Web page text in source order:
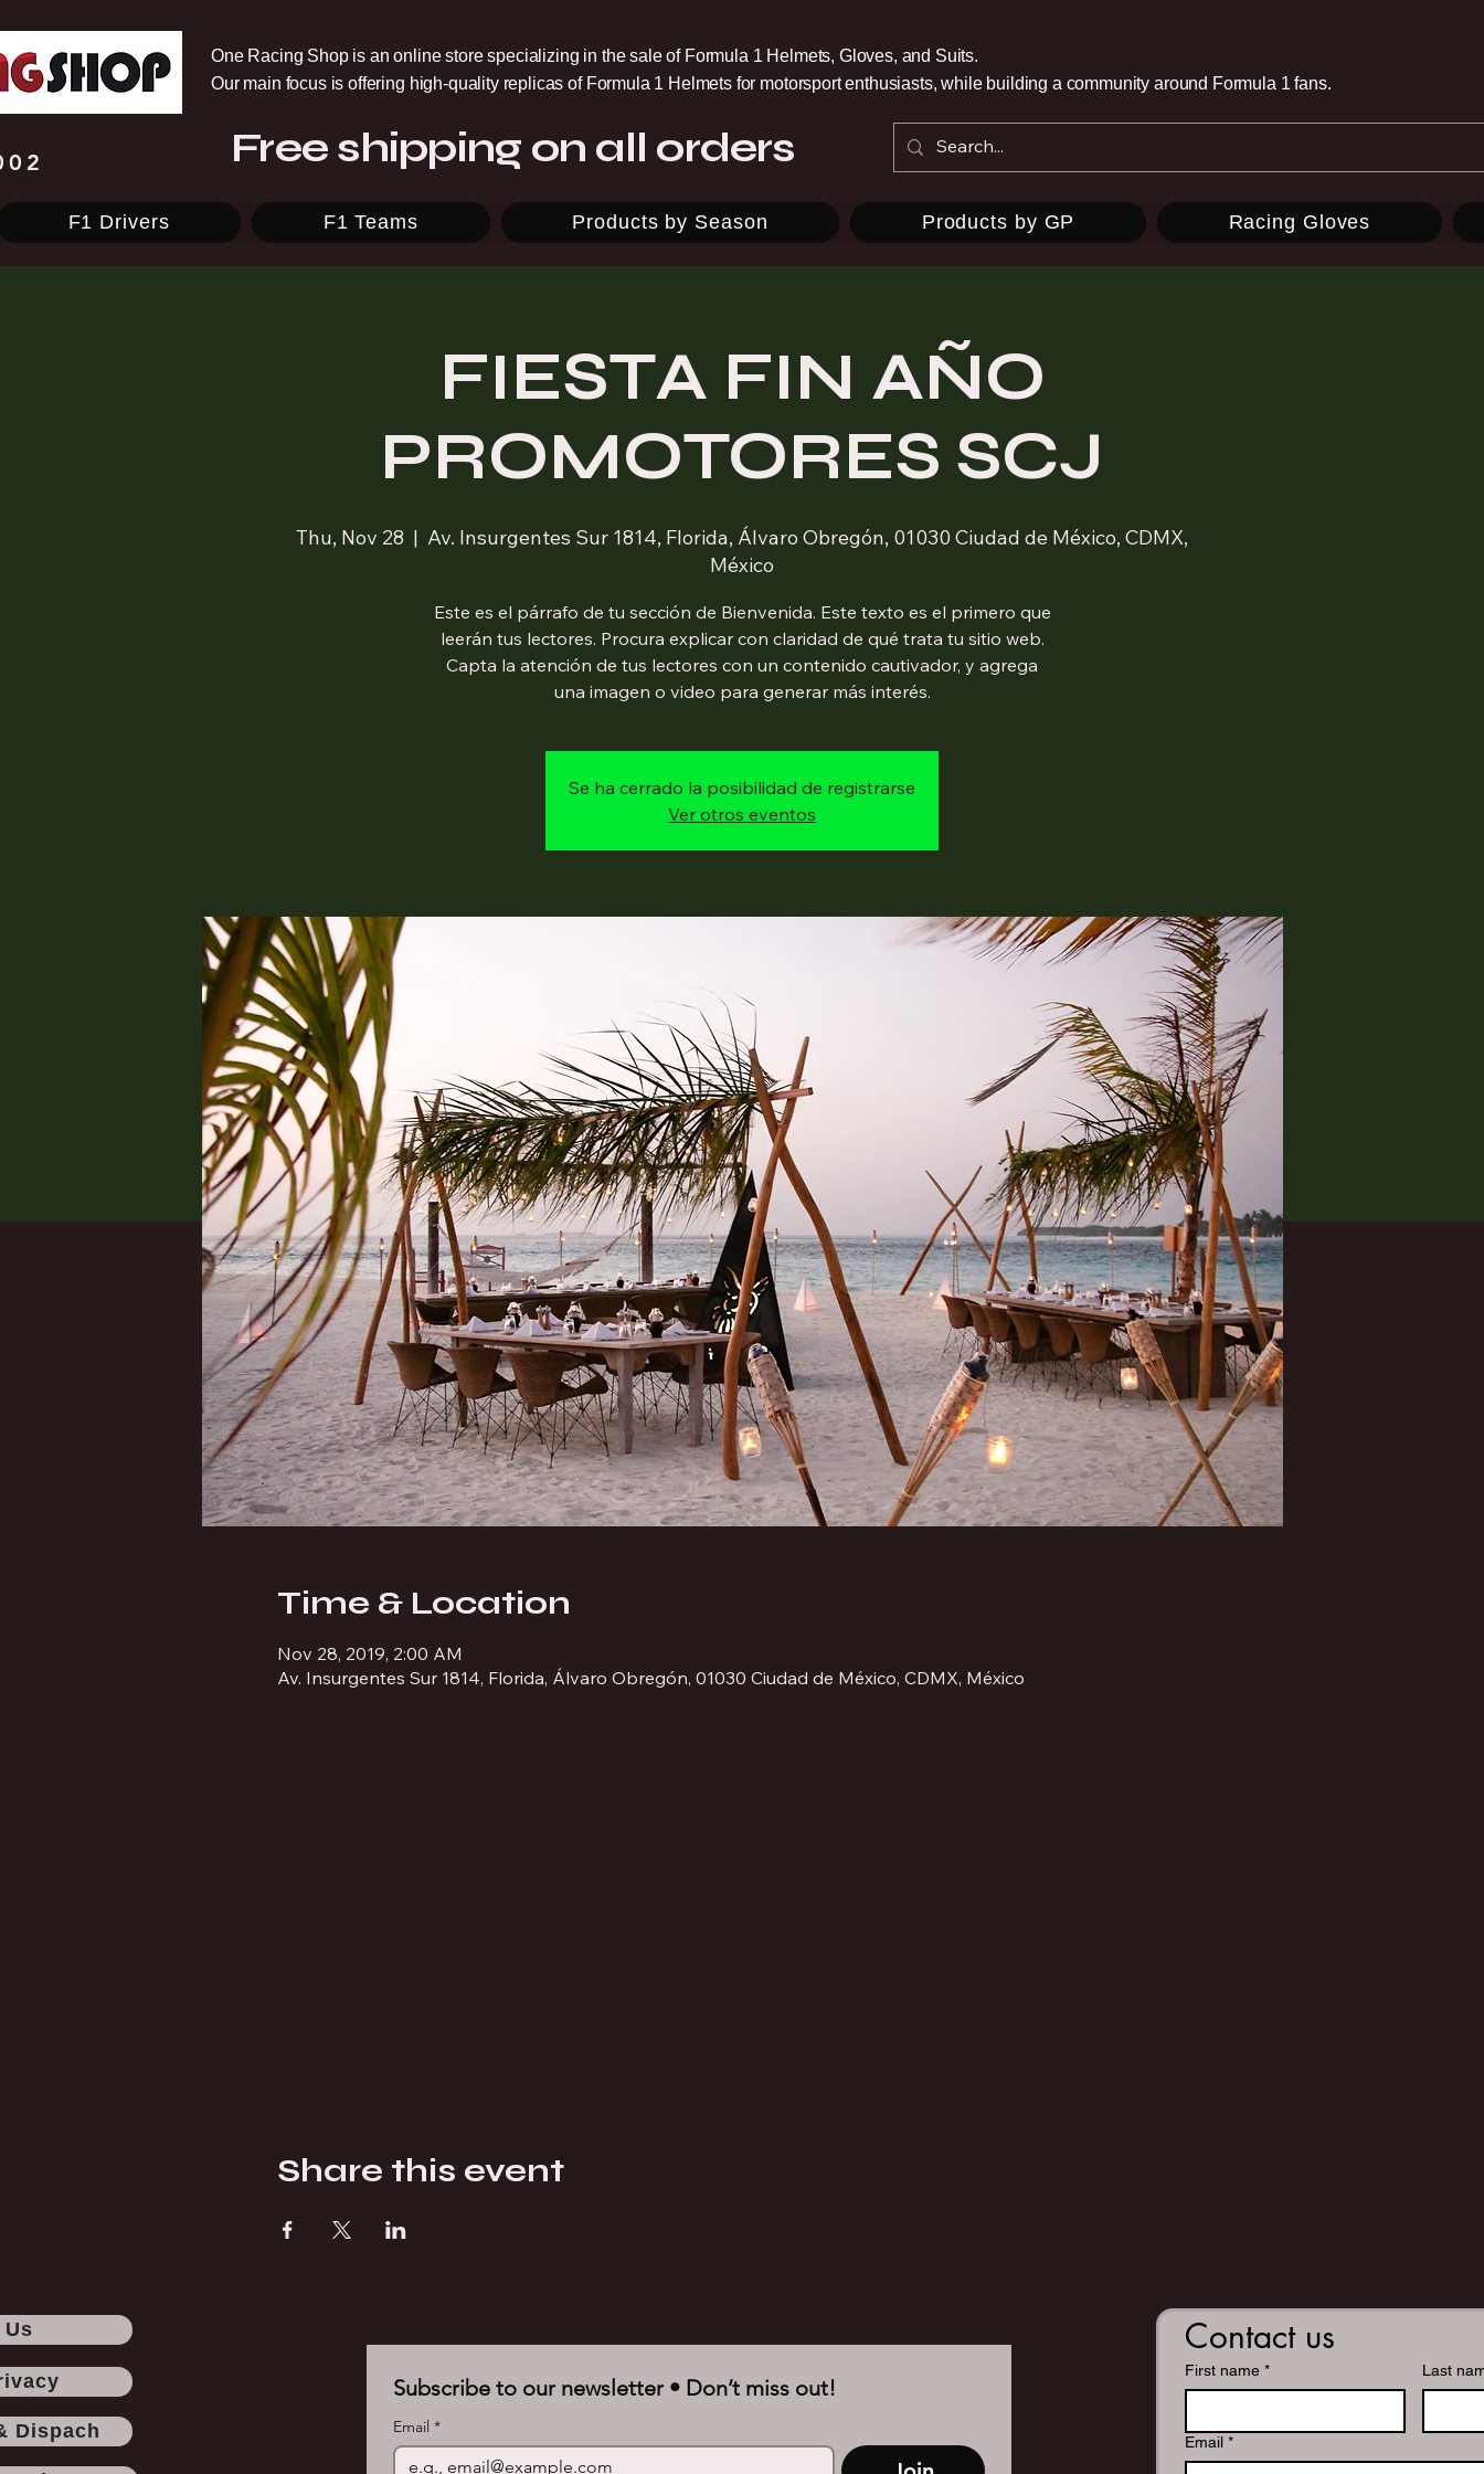
One Racing Shop is an online store specializing in the sale of Formula 1 Helmets, Gloves, and Suits.
Our main focus is offering high-quality replicas of Formula 1 Helmets for motorsport enthusiasts, while building a community around Formula 1 fans.
Free shipping on all orders
F1 Drivers F1 Teams Products by Season Products by GP Racing Gloves
FIESTA FIN AÑO
PROMOTORES SCJ
Thu, Nov 28
  |
Av. Insurgentes Sur 1814, Florida, Álvaro Obregón, 01030 Ciudad de México, CDMX,
México
Este es el párrafo de tu sección de Bienvenida. Este texto es el primero que
leerán tus lectores. Procura explicar con claridad de qué trata tu sitio web.
Capta la atención de tus lectores con un contenido cautivador, y agrega
una imagen o video para generar más interés.
Se ha cerrado la posibilidad de registrarse
Ver otros eventos
Time & Location
Nov 28, 2019, 2:00 AM
Av. Insurgentes Sur 1814, Florida, Álvaro Obregón, 01030 Ciudad de México, CDMX, México
Share this event
Dispach
Subscribe to our newsletter • Don’t miss out!
Email *
Contact us
First name * Last
Email *